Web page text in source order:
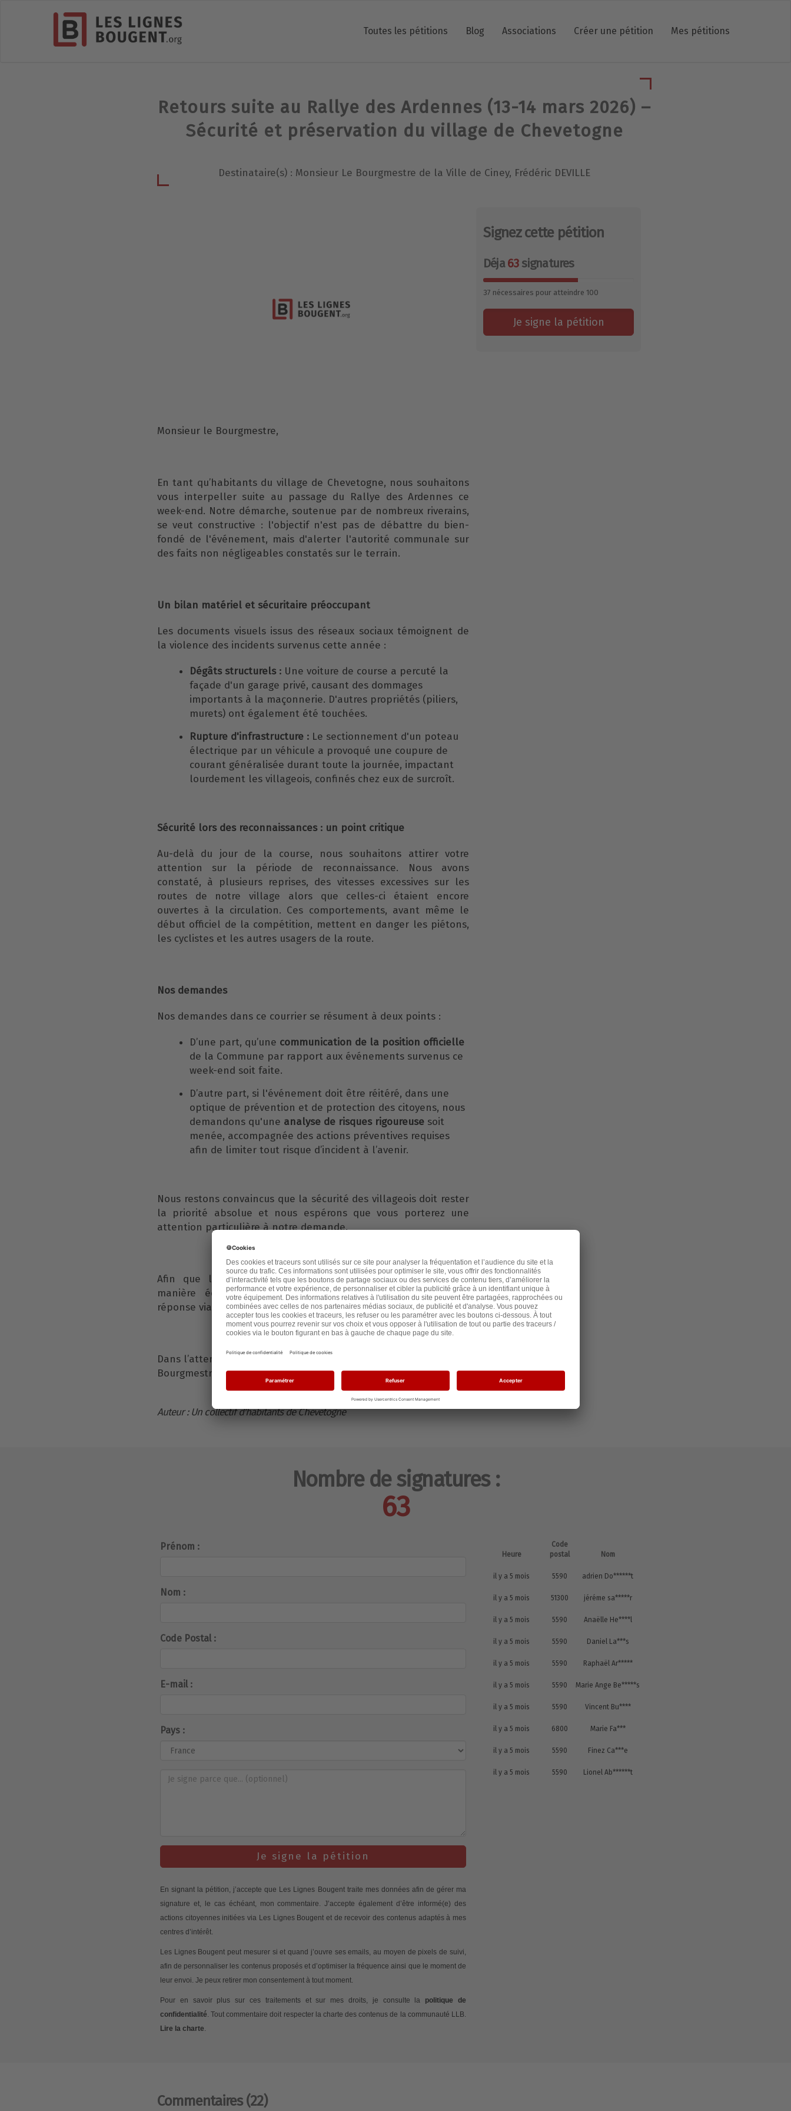
Toutes les pétitions Blog Associations Créer une pétition Mes pétitions
Retours suite au Rallye des Ardennes (13-14 mars 2026) –
Sécurité et préservation du village de Chevetogne
Destinataire(s) : Monsieur Le Bourgmestre de la Ville de Ciney, Frédéric DEVILLE
Monsieur le Bourgmestre,
En tant qu’habitants du village de Chevetogne, nous souhaitons
vous interpeller suite au passage du Rallye des Ardennes ce
week-end. Notre démarche, soutenue par de nombreux riverains,
se veut constructive : l'objectif n'est pas de débattre du bien-
fondé de l'événement, mais d'alerter l'autorité communale sur
des faits non négligeables constatés sur le terrain.
Un bilan matériel et sécuritaire préoccupant
Les documents visuels issus des réseaux sociaux témoignent de
la violence des incidents survenus cette année :
Dégâts structurels : Une voiture de course a percuté la
façade d'un garage privé, causant des dommages
importants à la maçonnerie. D'autres propriétés (piliers,
murets) ont également été touchées.
Rupture d'infrastructure : Le sectionnement d'un poteau
électrique par un véhicule a provoqué une coupure de
courant généralisée durant toute la journée, impactant
lourdement les villageois, confinés chez eux de surcroît.
Sécurité lors des reconnaissances : un point critique
Au-delà du jour de la course, nous souhaitons attirer votre
attention sur la période de reconnaissance. Nous avons
constaté, à plusieurs reprises, des vitesses excessives sur les
routes de notre village alors que celles-ci étaient encore
ouvertes à la circulation. Ces comportements, avant même le
début officiel de la compétition, mettent en danger les piétons,
les cyclistes et les autres usagers de la route.
Nos demandes
Nos demandes dans ce courrier se résument à deux points :
D’une part, qu’une communication de la position officielle
de la Commune par rapport aux événements survenus ce
week-end soit faite.
D’autre part, si l'événement doit être réitéré, dans une
optique de prévention et de protection des citoyens, nous
demandons qu'une analyse de risques rigoureuse soit
menée, accompagnée des actions préventives requises
afin de limiter tout risque d’incident à l’avenir.
Nous restons convaincus que la sécurité des villageois doit rester
la priorité absolue et nous espérons que vous porterez une
attention particulière à notre demande.
Afin que l'ensemble des habitants puisse être informé de
manière équitable, nous vous suggérons de diffuser votre
réponse via une communication "Toutes Boîtes".
Dans l’attente de vous lire, nous vous prions d’agréer, Monsieur le
Bourgmestre, l’expression de notre considération distinguée.
Auteur : Un collectif d'habitants de Chevetogne
Signez cette pétition
Déja63signatures
37 nécessaires pour atteindre 100
Je signe la pétition
Nombre de signatures :
63
Prénom :
Nom :
Code Postal :
E-mail :
Pays :
Je signe la pétition
En signant la pétition, j’accepte que Les Lignes Bougent traite mes données afin de gérer ma
signature et, le cas échéant, mon commentaire. J’accepte également d’être informé(e) des
actions citoyennes initiées via Les Lignes Bougent et de recevoir des contenus adaptés à mes
centres d’intérêt.
Les Lignes Bougent peut mesurer si et quand j’ouvre ses emails, au moyen de pixels de suivi,
afin de personnaliser les contenus proposés et d’optimiser la fréquence ainsi que le moment de
leur envoi. Je peux retirer mon consentement à tout moment.
Pour en savoir plus sur ces traitements et sur mes droits, je consulte la politique de
confidentialité. Tout commentaire doit respecter la charte des contenus de la communauté LLB.
Lire la charte.
Heure
Code
postal
Nom
il y a 5 mois 5590 adrien Do******t
il y a 5 mois 51300 jéréme sa*****r
il y a 5 mois 5590 Anaëlle He****l
il y a 5 mois 5590 Daniel La***s
il y a 5 mois 5590 Raphaël Ar*****
il y a 5 mois 5590 Marie Ange Be*****s
il y a 5 mois 5590 Vincent Bu****
il y a 5 mois 6800 Marie Fa***
il y a 5 mois 5590 Finez Ca***e
il y a 5 mois 5590 Lionel Ab******t
Commentaires (22)